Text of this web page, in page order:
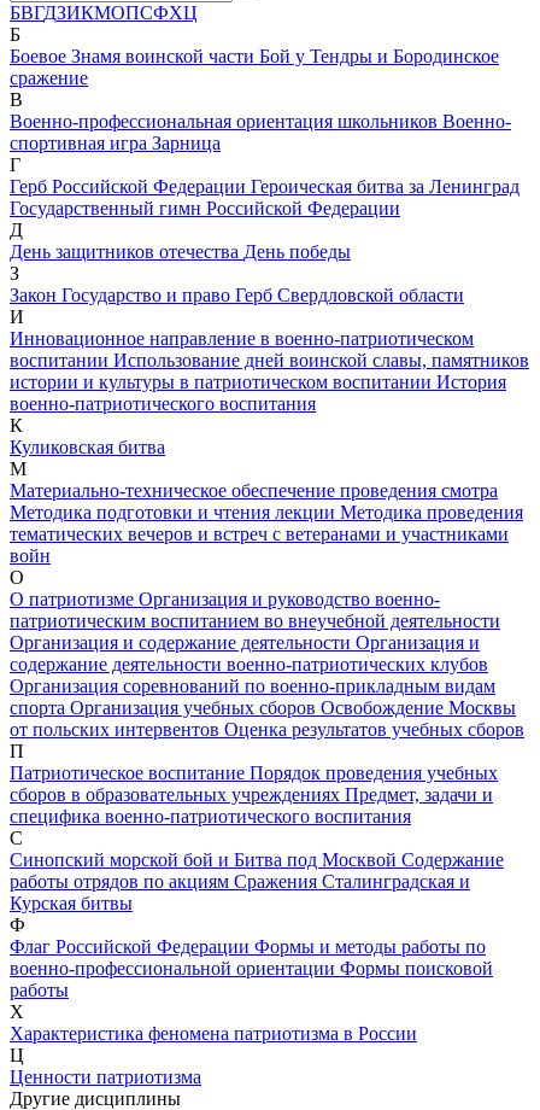
БВГДЗИКМОПСФХЦ
Б
Боевое Знамя воинской части Бой у Тендры и Бородинское
сражение
В
Военно-профессиональная ориентация школьников Военно-
спортивная игра Зарница
Г
Герб Российской Федерации Героическая битва за Ленинград
Государственный гимн Российской Федерации
Д
День защитников отечества День победы
З
Закон Государство и право Герб Свердловской области
И
Инновационное направление в военно-патриотическом
воспитании Использование дней воинской славы, памятников
истории и культуры в патриотическом воспитании История
военно-патриотического воспитания
К
Куликовская битва
М
Материально-техническое обеспечение проведения смотра
Методика подготовки и чтения лекции Методика проведения
тематических вечеров и встреч с ветеранами и участниками
войн
О
О патриотизме Организация и руководство военно-
патриотическим воспитанием во внеучебной деятельности
Организация и содержание деятельности Организация и
содержание деятельности военно-патриотических клубов
Организация соревнований по военно-прикладным видам
спорта Организация учебных сборов Освобождение Москвы
от польских интервентов Оценка результатов учебных сборов
П
Патриотическое воспитание Порядок проведения учебных
сборов в образовательных учреждениях Предмет, задачи и
специфика военно-патриотического воспитания
С
Синопский морской бой и Битва под Москвой Содержание
работы отрядов по акциям Сражения Сталинградская и
Курская битвы
Ф
Флаг Российской Федерации Формы и методы работы по
военно-профессиональной ориентации Формы поисковой
работы
Х
Характеристика феномена патриотизма в России
Ц
Ценности патриотизма
Другие дисциплины